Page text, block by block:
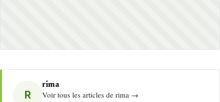
R
rima
Voir tous les articles de rima →